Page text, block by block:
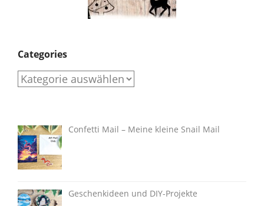
Categories
Categories
Confetti Mail – Meine kleine Snail Mail
Geschenkideen und DIY-Projekte